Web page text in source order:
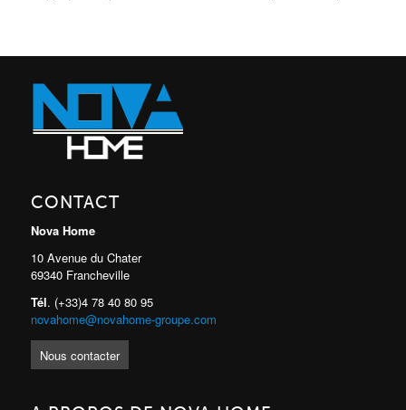
CONTACT
Nova Home
10 Avenue du Chater
69340 Francheville
Tél. (+33)4 78 40 80 95
novahome@novahome-groupe.com
Nous contacter